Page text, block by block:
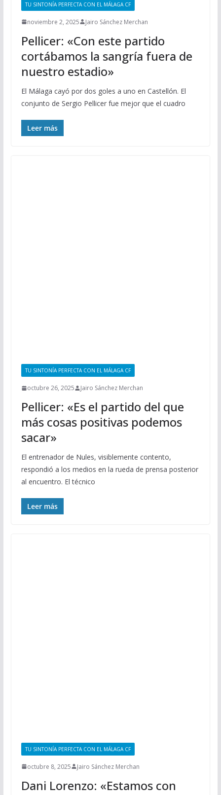
TU SINTONÍA PERFECTA CON EL MÁLAGA CF
noviembre 2, 2025 Jairo Sánchez Merchan
Pellicer: «Con este partido
cortábamos la sangría fuera de
nuestro estadio»
El Málaga cayó por dos goles a uno en Castellón. El
conjunto de Sergio Pellicer fue mejor que el cuadro
Leer más
TU SINTONÍA PERFECTA CON EL MÁLAGA CF
octubre 26, 2025 Jairo Sánchez Merchan
Pellicer: «Es el partido del que
más cosas positivas podemos
sacar»
El entrenador de Nules, visiblemente contento,
respondió a los medios en la rueda de prensa posterior
al encuentro. El técnico
Leer más
TU SINTONÍA PERFECTA CON EL MÁLAGA CF
octubre 8, 2025 Jairo Sánchez Merchan
Dani Lorenzo: «Estamos con